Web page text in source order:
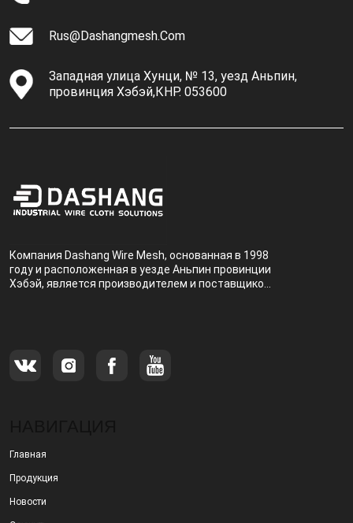
Rus@dashangmesh.com
Западная улица Хунци, № 13, уезд Аньпин,
провинция Хэбэй,КНР. 053600
Компания Dashang Wire Mesh, основанная в 1998
году и расположенная в уезде Аньпин провинции
Хэбэй, является производителем и поставщиком,
Главная
Продукция
Новости